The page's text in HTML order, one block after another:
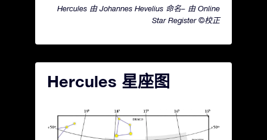
Hercules 由 Johannes Hevelius 命名– 由 Online
Star Register ©校正
Hercules 星座图